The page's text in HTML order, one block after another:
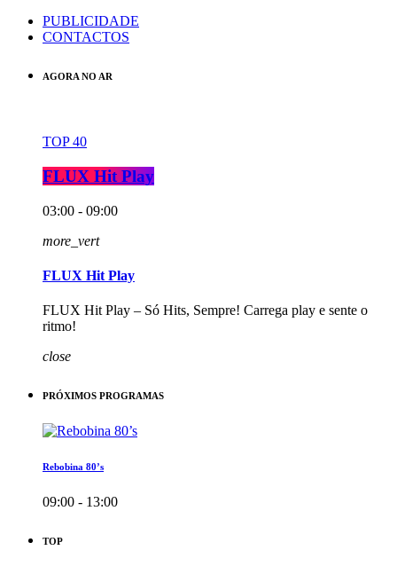
PUBLICIDADE
CONTACTOS
AGORA NO AR
TOP 40
FLUX Hit Play
03:00 - 09:00
more_vert
FLUX Hit Play
FLUX Hit Play – Só Hits, Sempre! Carrega play e sente o
ritmo!
close
PRÓXIMOS PROGRAMAS
Rebobina 80’s
09:00 - 13:00
TOP